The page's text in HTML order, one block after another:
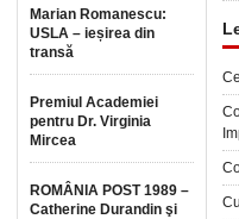
Marian Romanescu:
USLA – ieșirea din
transă
Premiul Academiei
pentru Dr. Virginia
Mircea
ROMÂNIA POST 1989 –
Catherine Durandin şi